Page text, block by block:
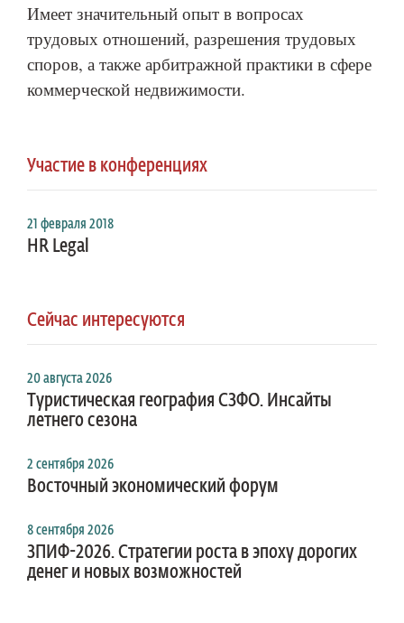
Имеет значительный опыт в вопросах
трудовых отношений, разрешения трудовых
споров, а также арбитражной практики в сфере
коммерческой недвижимости.
Участие в конференциях
21 февраля 2018
HR Legal
Сейчас интересуются
20 августа 2026
Туристическая география СЗФО. Инсайты
летнего сезона
2 сентября 2026
Восточный экономический форум
8 сентября 2026
ЗПИФ-2026. Стратегии роста в эпоху дорогих
денег и новых возможностей